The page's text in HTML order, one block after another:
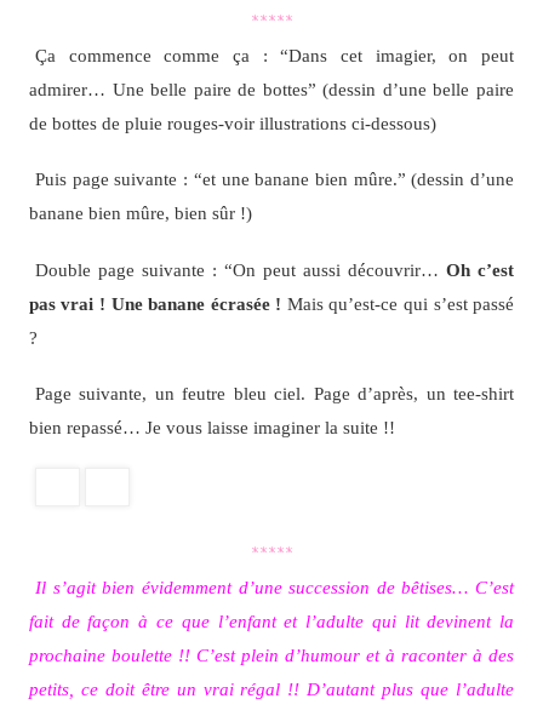
*****
Ça commence comme ça : “Dans cet imagier, on peut
admirer… Une belle paire de bottes” (dessin d’une belle paire
de bottes de pluie rouges-voir illustrations ci-dessous)
Puis page suivante : “et une banane bien mûre.” (dessin d’une
banane bien mûre, bien sûr !)
Double page suivante : “On peut aussi découvrir…Oh c’est
pas vrai ! Une banane écrasée ! Mais qu’est-ce qui s’est passé
?
Page suivante, un feutre bleu ciel. Page d’après, un tee-shirt
bien repassé… Je vous laisse imaginer la suite !!
*****
Il s’agit bien évidemment d’une succession de bêtises… C’est
fait de façon à ce que l’enfant et l’adulte qui lit devinent la
prochaine boulette !! C’est plein d’humour et à raconter à des
petits, ce doit être un vrai régal !! D’autant plus que l’adulte